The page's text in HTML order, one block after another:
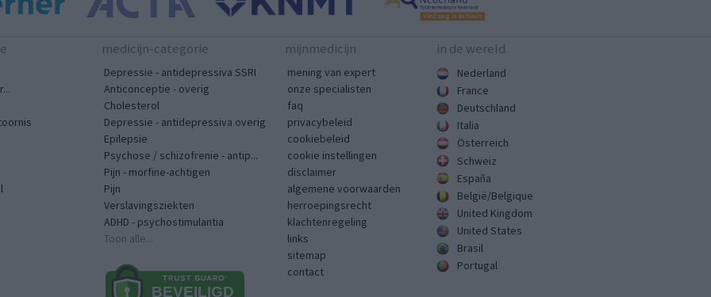
medicijn-categorie
Depressie - antidepressiva SSRI
Anticonceptie - overig
Cholesterol
Depressie - antidepressiva overig
Epilepsie
Psychose / schizofrenie - antip...
Pijn - morfine-achtigen
Pijn
Verslavingsziekten
ADHD - psychostimulantia
Toon alle...
mijnmedicijn
mening van expert
onze specialisten
faq
privacybeleid
cookiebeleid
cookie instellingen
disclaimer
algemene voorwaarden
herroepingsrecht
klachtenregeling
links
sitemap
contact
in de wereld
Nederland
France
Deutschland
Italia
Österreich
Schweiz
España
België/Belgique
United Kingdom
United States
Brasil
Portugal